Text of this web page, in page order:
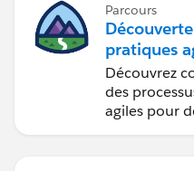
Parcours
pratiques
Salesforce
Découvrez
des
agiles pour